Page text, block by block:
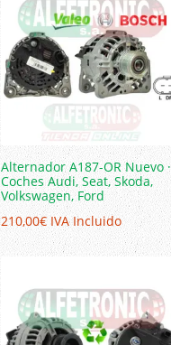
190,00€.181,50€.
Alternador A187-OR Nuevo ·
Coches Audi, Seat, Skoda,
Volkswagen, Ford
210,00€ IVA Incluido